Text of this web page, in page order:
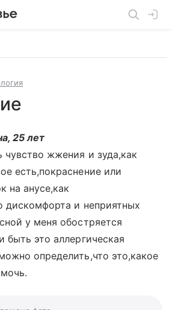
25 лет
чувство жжения и зуда,как
есть,покраснение или
на анусе,как
дискомфорта и неприятных
у меня обостряется
быть это аллергическая
определить,что это,какое